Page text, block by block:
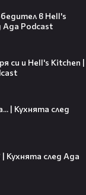
в Hell's
Ада Podcast
си и Hell's Kitchen |
| Кухнята след
Кухнята след Ада
по-късно
от „Disney“
икона🤩🎂